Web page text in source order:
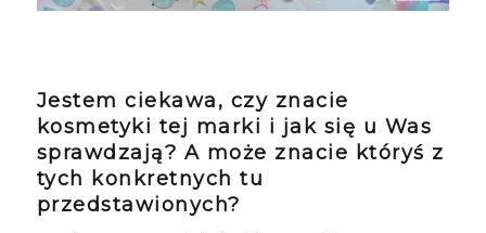
Jestem ciekawa, czy znacie
kosmetyki tej marki i jak się u Was
sprawdzają? A może znacie któryś z
tych konkretnych tu
przedstawionych?